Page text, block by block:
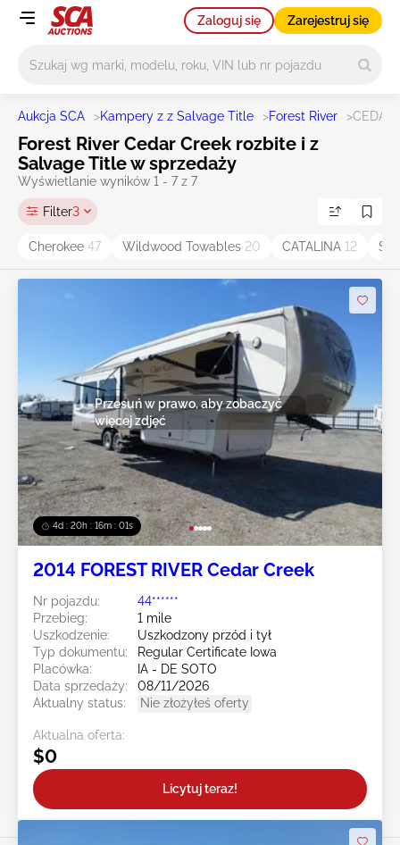
Zaloguj się Zarejestruj się
Aukcja SCA >Kampery z z Salvage Title >Forest River >CEDAR
Forest River Cedar Creek rozbite i z
Salvage Title w sprzedaży
Wyświetlanie wyników 1 - 7 z 7
Filter3
Cherokee 47 Wildwood Towables 20 CATALINA 12
4d : 20h : 16m : 00s
Przesuń w prawo, aby zobaczyć
więcej zdjęć
2014 FOREST RIVER Cedar Creek
Nr pojazdu:
44******
Przebieg:
1 mile
Uszkodzenie:
Uszkodzony przód i tył
Typ dokumentu:
Regular Certificate Iowa
Placówka:
IA - DE SOTO
Data sprzedaży:
08/11/2026
Aktualny status:
Nie złożyłeś oferty
Aktualna oferta:
$0
Licytuj teraz!